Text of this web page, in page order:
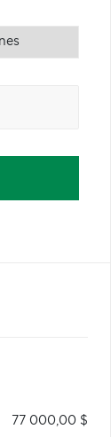
77 000,00 $